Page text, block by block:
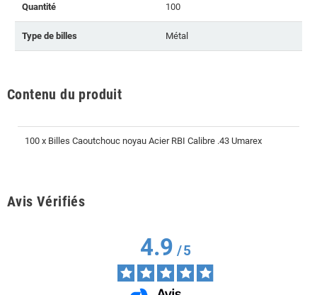
Quantité 100
Type de billes Métal
Contenu du produit
100 x Billes Caoutchouc noyau Acier RBI Calibre .43 Umarex
Avis Vérifiés
4.9/5